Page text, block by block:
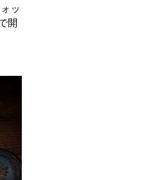
ッ
開